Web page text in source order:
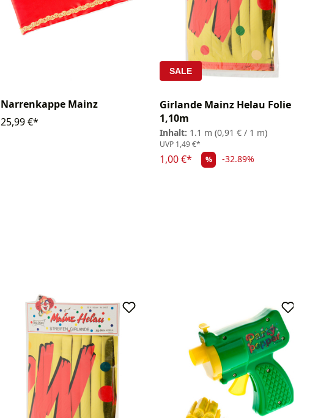
Narrenkappe Mainz
25,99 €*
SALE
Girlande Mainz Helau Folie
1,10m
Inhalt: 1.1 m (0,91 € / 1 m)
UVP 1,49 €*
1,00 €* % -32.89%